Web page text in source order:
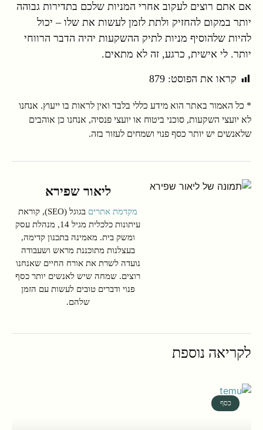
אם אתם רוצים לעקוב אחרי המניות שלכם בתדירות גבוהה
יותר במקום להחזיק ולתת לזמן לעשות את שלו – יכול
להיות שלהוסיף מניות לתיק ההשקעות יהיה הדבר הרווחי
יותר. לי אישית, כרגע, זה לא מתאים.
קראו את הפוסט: 879
* כל האמור באתר הוא מידע כללי בלבד ואין לראות בו ייעוץ. אנחנו
לא יועצי השקעות, סוכני ביטוח או יועצי פנסיה, אנחנו כן אוהבים
שלאנשים יש יותר כסף פנוי ושמחים לעזור בזה.
ליאור שפירא
מקדמת אתרים
בגוגל (SEO), קוראת
עיתונות כלכלית מגיל 14, מנהלת עסק
ומשק בית. מאמינה בתכנון קדימה,
בעצלנות מתוכננת מראש ושעבודה
נועדה לשרת את אורח החיים שאנחנו
רוצים. שמחה שיש לאנשים יותר כסף
פנוי ודברים טובים לעשות עם הזמן
שלהם.
לקריאה נוספת
כסף